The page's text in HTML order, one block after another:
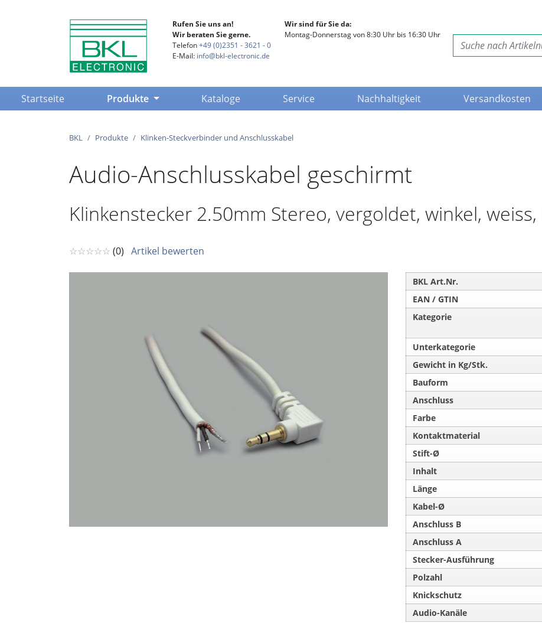
Rufen Sie uns an!
Wir beraten Sie gerne.
Telefon+49 (0)2351 - 3621 - 0
E-Mail: info@bkl-electronic.de
Wir sind für Sie da:
Montag-Donnerstag von 8:30 Uhr bis 16:30 Uhr
Startseite(current) Produkte Kataloge Service Nachhaltigkeit Versandkosten
BKL Produkte Klinken-Steckverbinder und Anschlusskabel
Audio-Anschlusskabel geschirmt
Klinkenstecker 2.50mm Stereo, vergoldet, winkel, weiss,
☆☆☆☆☆ (0) Artikel bewerten
BKL Art.Nr.
EAN / GTIN
Kategorie
Unterkategorie
Gewicht in Kg/Stk.
Bauform
Anschluss
Farbe
Kontaktmaterial
Stift-Ø
Inhalt
Länge
Kabel-Ø
Anschluss B
Anschluss A
Stecker-Ausführung
Polzahl
Knickschutz
Audio-Kanäle